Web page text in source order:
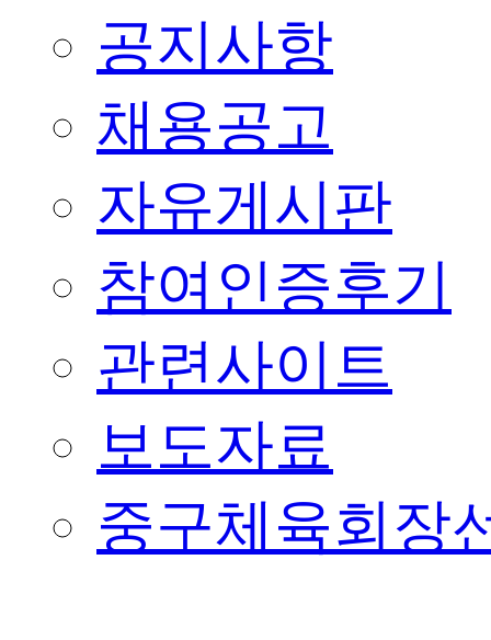
공지사항
채용공고
자유게시판
참여인증후기
관련사이트
보도자료
중구체육회장